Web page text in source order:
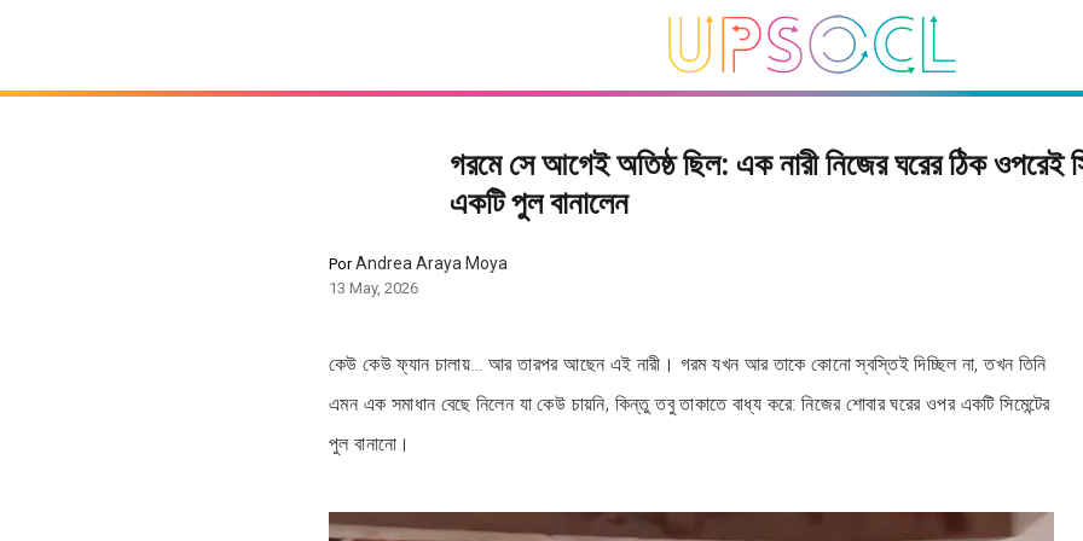
গরমে সে আগেই অতিষ্ঠ ছিল: এক নারী নিজের ঘরের ঠিক ওপরেই
একটি পুল বানালেন
PorAndrea Araya Moya
13 May, 2026
কেউ কেউ ফ্যান চালায়… আর তারপর আছেন এই নারী। গরম যখন আর তাকে কোনো স্বস্তিই দিচ্ছিল না, তখন তিনি
এমন এক সমাধান বেছে নিলেন যা কেউ চায়নি, কিন্তু তবু তাকাতে বাধ্য করে: নিজের শোবার ঘরের ওপর একটি সিমেন্টের
পুল বানানো।